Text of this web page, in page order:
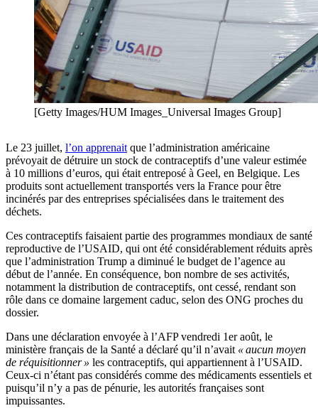
[Getty Images/HUM Images_Universal Images Group]
Le 23 juillet, l’on apprenait que l’administration américaine
prévoyait de détruire un stock de contraceptifs d’une valeur estimée
à 10 millions d’euros, qui était entreposé à Geel, en Belgique. Les
produits sont actuellement transportés vers la France pour être
incinérés par des entreprises spécialisées dans le traitement des
déchets.
Ces contraceptifs faisaient partie des programmes mondiaux de santé
reproductive de l’USAID, qui ont été considérablement réduits après
que l’administration Trump a diminué le budget de l’agence au
début de l’année. En conséquence, bon nombre de ses activités,
notamment la distribution de contraceptifs, ont cessé, rendant son
rôle dans ce domaine largement caduc, selon des ONG proches du
dossier.
Dans une déclaration envoyée à l’AFP vendredi 1er août, le
ministère français de la Santé a déclaré qu’il n’avait « aucun moyen
de réquisitionner » les contraceptifs, qui appartiennent à l’USAID.
Ceux-ci n’étant pas considérés comme des médicaments essentiels et
puisqu’il n’y a pas de pénurie, les autorités françaises sont
impuissantes.